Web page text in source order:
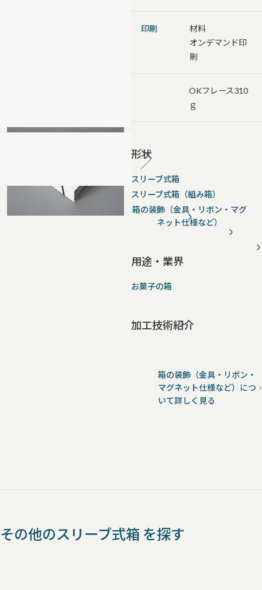
印刷
材料
オンデマンド印
刷
OKフレース310
ｇ
形状
スリーブ式箱
スリーブ式箱（組み箱）
箱の装飾（金具・リボン・マグ
ネット仕様など）
用途・業界
お菓子の箱
加工技術紹介
箱の装飾（金具・リボン・
マグネット仕様など）につ
いて詳しく見る
その他のスリーブ式箱 を探す